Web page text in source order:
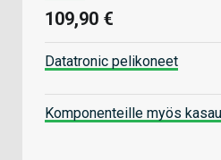
109,90 €
Datatronic pelikoneet
Komponenteille myös